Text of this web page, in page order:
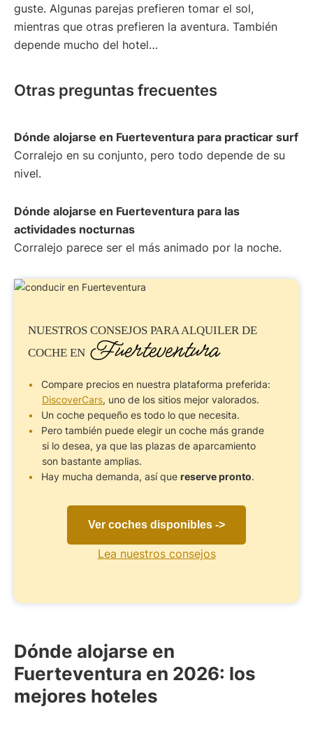
guste. Algunas parejas prefieren tomar el sol,
mientras que otras prefieren la aventura. También
depende mucho del hotel…
Otras preguntas frecuentes
Dónde alojarse en Fuerteventura para practicar surf
Corralejo en su conjunto, pero todo depende de su
nivel.
Dónde alojarse en Fuerteventura para las
actividades nocturnas
Corralejo parece ser el más animado por la noche.
NUESTROS CONSEJOS PARAALQUILER DE
COCHE EN Fuerteventura
Compare precios en nuestra plataforma preferida:
DiscoverCars, uno de los sitios mejor valorados.
Un coche pequeño es todo lo que necesita.
Pero también puede elegir un coche más grande
si lo desea, ya que las plazas de aparcamiento
son bastante amplias.
Hay mucha demanda, así que reserve pronto.
Ver coches disponibles ->
Lea nuestros consejos
Dónde alojarse en
Fuerteventura en 2026: los
mejores hoteles